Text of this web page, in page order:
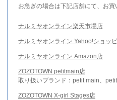
お急ぎの場合は下記店舗にて、お買
ナルミヤオンライン楽天市場店
ナルミヤオンライン Yahoo!ショッ
ナルミヤオンライン Amazon店
ZOZOTOWN petitmain店
取り扱いブランド：petit main、
ZOZOTOWN X-girl Stages店